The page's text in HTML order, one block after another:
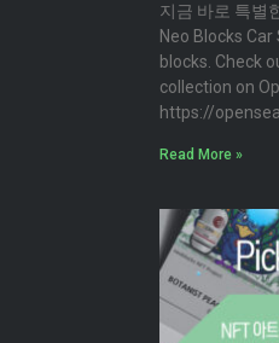
지금 바로 특별
Neo Blocks
blocks. Check
collection on
https://
Read More »